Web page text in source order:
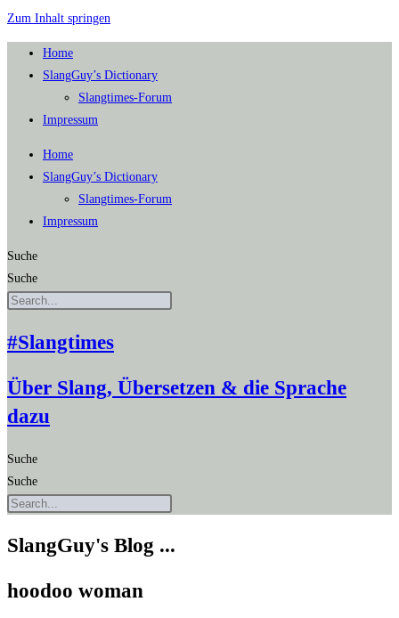
Zum Inhalt springen
Home
SlangGuy’s Dic­tion­a­ry
Slang­times-Forum
Impres­sum
Home
SlangGuy’s Dic­tion­a­ry
Slang­times-Forum
Impres­sum
Suche
Suche
#Slangtimes
Über Slang, Übersetzen & die Sprache
dazu
Suche
Suche
SlangGuy's Blog ...
hoo­doo woman